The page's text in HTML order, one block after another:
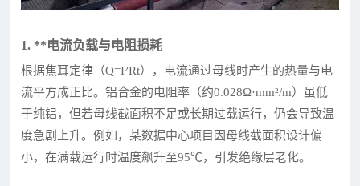
1. **电流负载与电阻损耗
根据焦耳定律（Q=I²Rt），电流通过母线时产生的热量与电
流平方成正比。铝合金的电阻率（约0.028Ω·mm²/m）虽低
于纯铝，但若母线截面积不足或长期过载运行，仍会导致温
度急剧上升。例如，某数据中心项目因母线截面积设计偏
小，在满载运行时温度飙升至95℃，引发绝缘层老化。